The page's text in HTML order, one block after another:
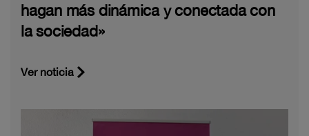
hagan más dinámica y conectada con
la sociedad»
Ver noticia